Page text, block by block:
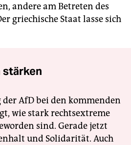
andere am Betreten des
griechische Staat lasse sich
stärken
AfD bei den kommenden
wie stark rechtsextreme
sind. Gerade jetzt
und Solidarität. Auch